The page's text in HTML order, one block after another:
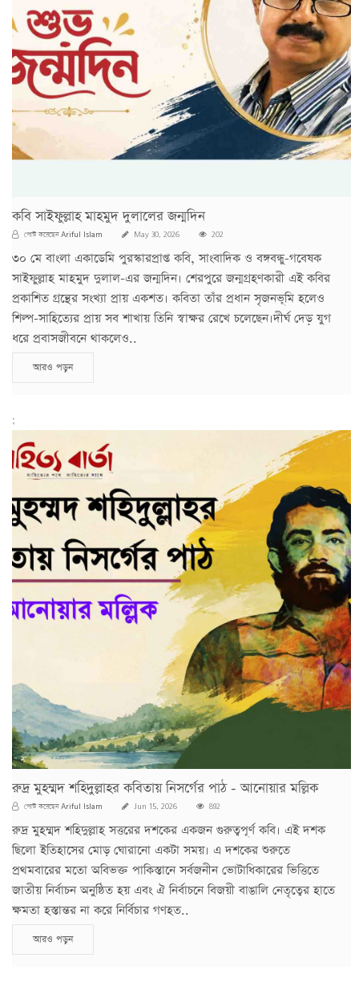
কবি সাইফুল্লাহ মাহমুদ দুলালের জন্মদিন
পোস্ট করেছেনAriful Islam May 30, 2026 202
৩০ মে বাংলা একাডেমি পুরস্কারপ্রাপ্ত কবি, সাংবাদিক ও বঙ্গবন্ধু-গবেষক
সাইফুল্লাহ মাহমুদ দুলাল-এর জন্মদিন। শেরপুরে জন্মগ্রহণকারী এই কবির
প্রকাশিত গ্রন্থের সংখ্যা প্রায় একশত। কবিতা তাঁর প্রধান সৃজনভূমি হলেও
শিল্প-সাহিত্যের প্রায় সব শাখায় তিনি স্বাক্ষর রেখে চলেছেন।দীর্ঘ দেড় যুগ
ধরে প্রবাসজীবনে থাকলেও..
আরও পড়ুন
;
রুদ্র মুহম্মদ শহিদুল্লাহর কবিতায় নিসর্গের পাঠ - আনোয়ার মল্লিক
পোস্ট করেছেনAriful Islam Jun 15, 2026 892
রুদ্র মুহম্মদ শহিদুল্লাহ সত্তরের দশকের একজন গুরুত্বপূর্ণ কবি। এই দশক
ছিলো ইতিহাসের মোড় ঘোরানো একটা সময়। এ দশকের শুরুতে
প্রথমবারের মতো অবিভক্ত পাকিস্তানে সর্বজনীন ভোটাধিকারের ভিত্তিতে
জাতীয় নির্বাচন অনুষ্ঠিত হয় এবং ঐ নির্বাচনে বিজয়ী বাঙালি নেতৃত্বের হাতে
ক্ষমতা হস্তান্তর না করে নির্বিচার গণহত..
আরও পড়ুন